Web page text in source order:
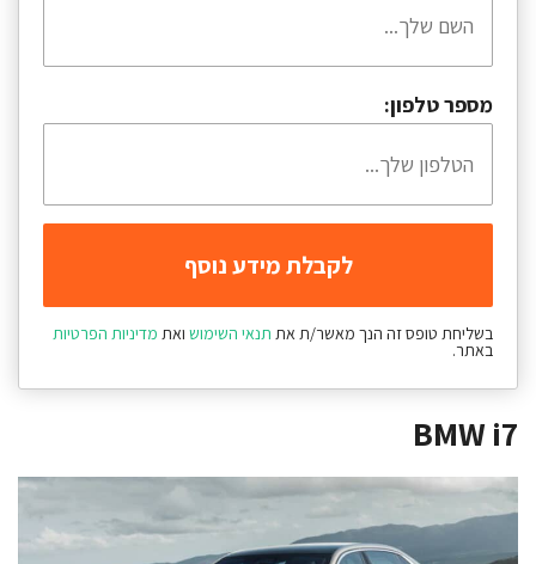
מספר טלפון:
בשליחת טופס זה הנך מאשר/ת את תנאי השימוש ואת מדיניות הפרטיות
באתר.
BMW i7